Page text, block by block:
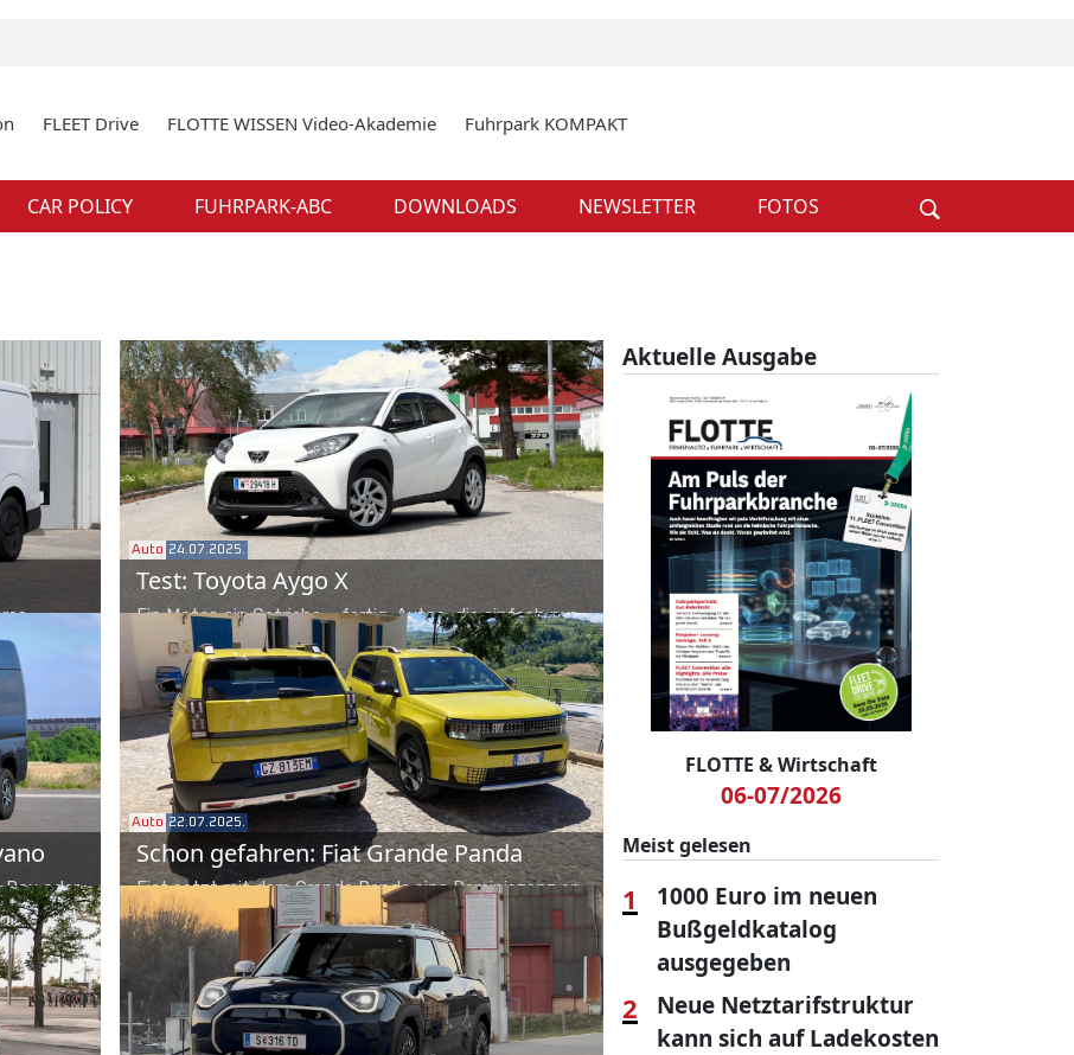
FLEET Drive FLOTTE WISSEN Video-Akademie Fuhrpark KOMPAKT
CAR POLICY FUHRPARK-ABC DOWNLOADS NEWSLETTER FOTOS
by-
und
Auto 24.07.2025.
Test: Toyota Aygo X
Ein Motor, ein Getriebe – fertig. Autos, die einfach nur
Autos sein wollen, sind rar geworden. Der Toyota Aygo
X beherrscht diese Gangart perfekt. Noch.
Box oder
Auto 22.07.2025.
Schon gefahren: Fiat Grande Panda
Fiat setzt mit dem Grande Panda eine Reminiszenz an
den Ur-Panda aus den 1980er-Jahren. Nach der Elektro-
folgt nun die Hybridvariante, der reine Verbrenner
kommt Ende des Jahres.
Aktuelle Ausgabe
FLOTTE & Wirtschaft
06-07/2026
Meist gelesen
1
1000 Euro im neuen
Bußgeldkatalog
ausgegeben
2
Neue Netztarifstruktur
kann sich auf Ladekosten